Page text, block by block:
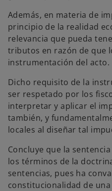
Además, en materia de
principio de la realidad
relevancia que pueda
tributos en razón de que
instrumentación del acto.
Dicho requisito de la
ser respetado por los
interpretar y aplicar el
también, y
locales al diseñar tal
Concluye que la
los términos de la
sentencias, pues ha
constitucionalidad de